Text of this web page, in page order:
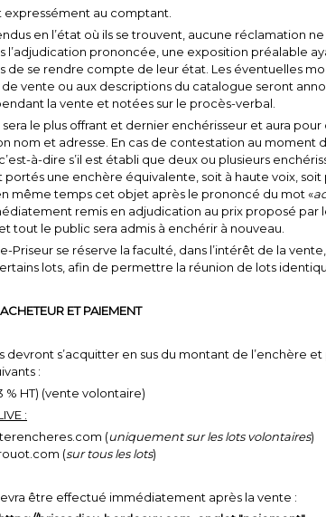
expressément au comptant.
en l’état où ils se trouvent, aucune réclamation ne
l’adjudication prononcée, une exposition préalable
de se rendre compte de leur état. Les éventuelles
vente ou aux descriptions du catalogue seront
la vente et notées sur le procès-verbal.
sera le plus offrant et dernier enchérisseur et aura
nom et adresse. En cas de contestation au moment
à-dire s’il est établi que deux ou plusieurs
portés une enchère équivalente, soit à haute voix, soit
même temps cet objet après le prononcé du mot «
remis en adjudication au prix proposé par
tout le public sera admis à enchérir à nouveau.
Priseur se réserve la faculté, dans l’intérêt de la
lots, afin de permettre la réunion de lots
ET PAIEMENT
devront s’acquitter en sus du montant de l’enchère et
:
% HT) (vente volontaire)
:
(uniquement sur les lots volontaires)
(sur tous les lots)
être effectué immédiatement après la vente :